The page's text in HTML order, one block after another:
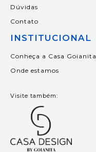
Dúvidas
Contato
INSTITUCIONAL
Conheça a Casa Goianita
Onde estamos
Visite também: